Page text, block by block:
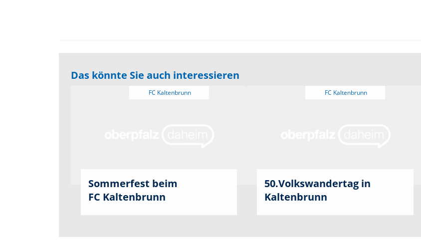
Das könnte Sie auch interessieren
FC Kaltenbrunn
Sommerfest beim
FC Kaltenbrunn
FC Kaltenbrunn
50.Volkswandertag in
Kaltenbrunn